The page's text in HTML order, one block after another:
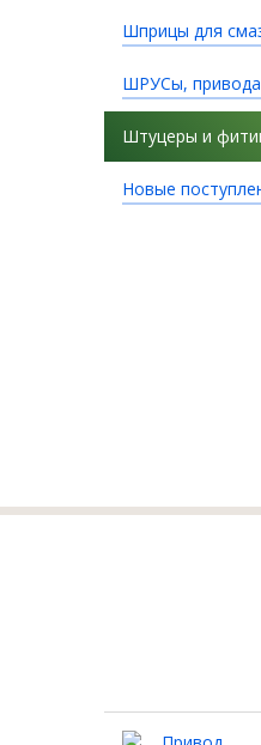
Шприцы для
ШРУСы,
Штуцеры и
Новые